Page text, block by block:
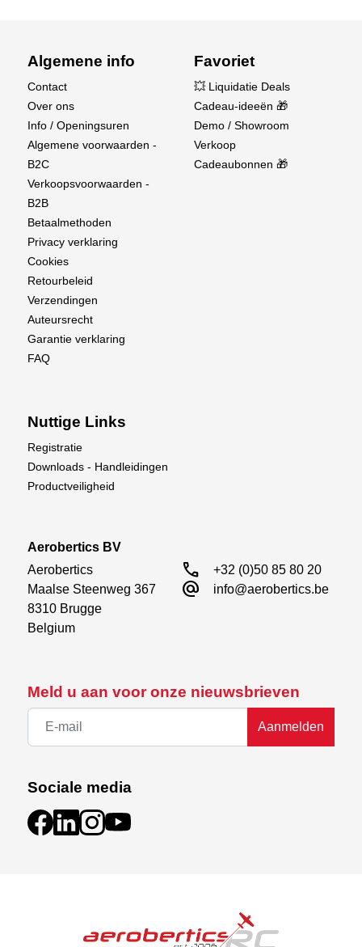
Meld u aan voor onze nieuwsbrieven
Aanmelden
Sociale media
Algemene info
Contact
Over ons
Info / Openingsuren
Algemene voorwaarden -
B2C
Verkoopsvoorwaarden -
B2B
Betaalmethoden
Privacy verklaring
Cookies
Retourbeleid
Verzendingen
Auteursrecht
Garantie verklaring
FAQ
Favoriet
💥 Liquidatie Deals
Cadeau-ideeën 🎁
Demo / Showroom
Verkoop
Cadeaubonnen 🎁
Nuttige Links
Registratie
Downloads - Handleidingen
Productveiligheid
Aerobertics BV
Aerobertics
Maalse Steenweg 367
8310 Brugge
Belgium
call +32 (0)50 85 80 20
alternate_email info@aerobertics.be